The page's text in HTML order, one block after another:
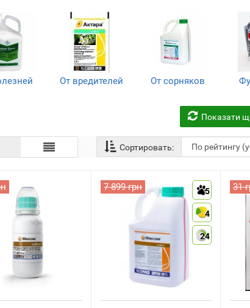
От вредителей
От сорняков
и
Показати
Сортировать:
5
4
24
7 899 грн 31